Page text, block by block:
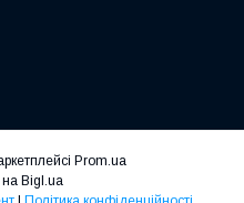
Prom.ua
Bigl.ua